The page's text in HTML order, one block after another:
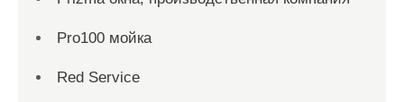
Pro100 мойка
Red Service